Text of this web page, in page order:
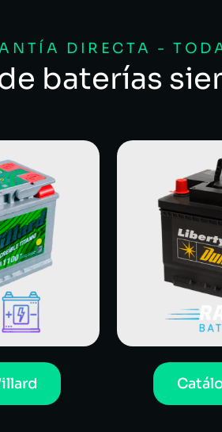
DIRECTA -
baterías